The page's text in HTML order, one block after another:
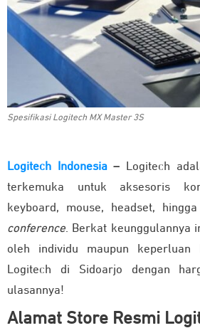
Spesifikasi Logitech MX Master 3S
Logitech Indonesia–
Logitech
terkemuka untuk aksesoris
keyboard, mouse, headset,
conference. Berkat keunggulannya
oleh individu maupun keperluan
Logitech di Sidoarjo dengan
ulasannya!
Alamat Store Resmi